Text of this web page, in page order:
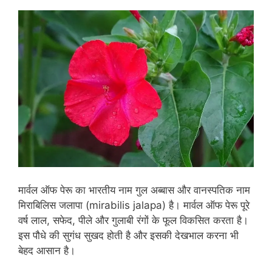
मार्वल ऑफ पेरू का भारतीय नाम गुल अब्बास और वानस्पतिक नाम
मिराबिलिस जलापा (mirabilis jalapa) है। मार्वल ऑफ पेरू पूरे
वर्ष लाल, सफेद, पीले और गुलाबी रंगों के फूल विकसित करता है।
इस पौधे की सुगंध सुखद होती है और इसकी देखभाल करना भी
बेहद आसान है।